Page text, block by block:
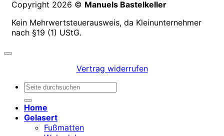
Copyright 2026 © Manuels Bastelkeller
Kein Mehrwertsteuerausweis, da Kleinunternehmer
nach §19 (1) UStG.
Vertrag widerrufen
Suchen
Home
Gelasert
Fußmatten